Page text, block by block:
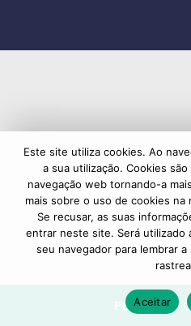
PEDIDO DE
Este site utiliza cookies. Ao
a sua utilização. Cookies
navegação web tornando-a
mais sobre o uso de cookies na
Se recusar, as suas
entrar neste site. Será utilizado
seu navegador para lembrar
Aceitar